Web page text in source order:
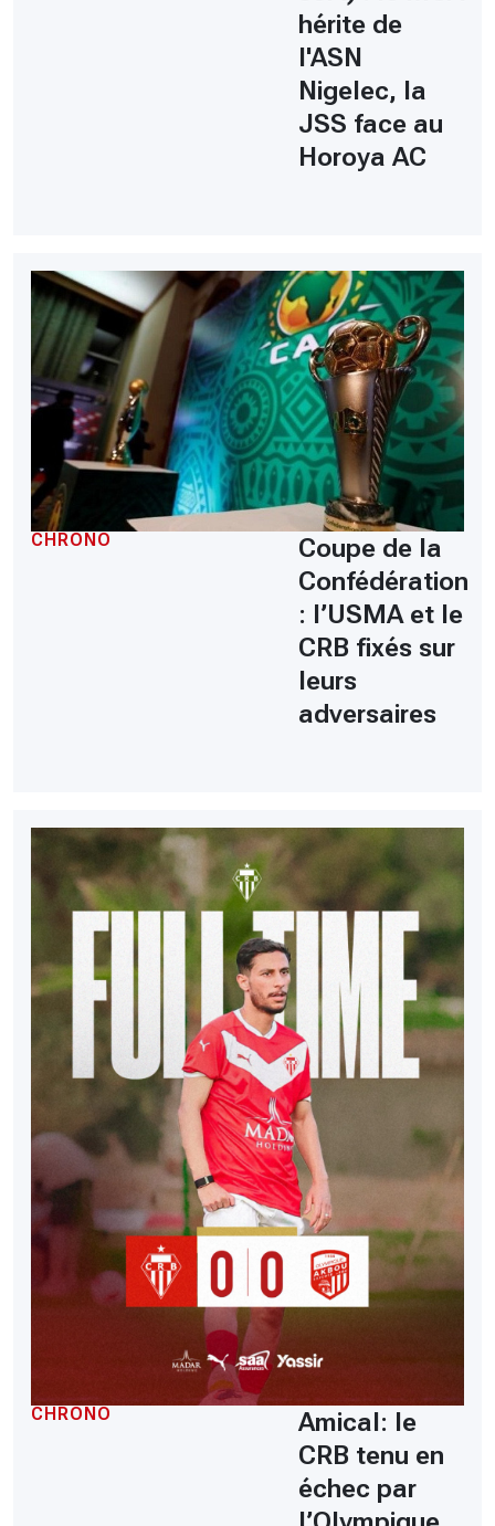
hérite de
l'ASN
Nigelec, la
JSS face au
Horoya AC
CHRONO
Coupe de la
Confédération
: l’USMA et le
CRB fixés sur
leurs
adversaires
CHRONO
Amical: le
CRB tenu en
échec par